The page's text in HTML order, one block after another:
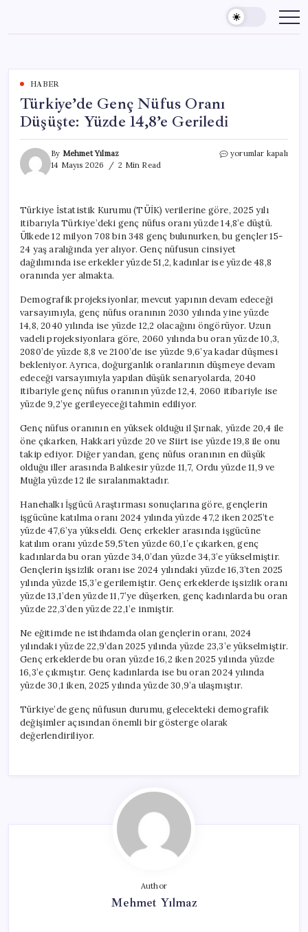
content
HABER
Türkiye’de Genç Nüfus Oranı
Düşüşte: Yüzde 14,8’e Geriledi
By Mehmet Yılmaz
14 Mayıs 2026
2 Min Read
Türkiye’de
Yüzde
14,8’e
Geriledi
için
yorumlar kapalı
Türkiye İstatistik Kurumu (TÜİK) verilerine göre, 2025 yılı
itibarıyla Türkiye’deki genç nüfus oranı yüzde 14,8’e düştü.
Ülkede 12 milyon 708 bin 348 genç bulunurken, bu gençler 15-
24 yaş aralığında yer alıyor. Genç nüfusun cinsiyet
dağılımında ise erkekler yüzde 51,2, kadınlar ise yüzde 48,8
oranında yer almakta.
Demografik projeksiyonlar, mevcut yapının devam edeceği
varsayımıyla, genç nüfus oranının 2030 yılında yine yüzde
14,8, 2040 yılında ise yüzde 12,2 olacağını öngörüyor. Uzun
vadeli projeksiyonlara göre, 2060 yılında bu oran yüzde 10,3,
2080’de yüzde 8,8 ve 2100’de ise yüzde 9,6’ya kadar düşmesi
bekleniyor. Ayrıca, doğurganlık oranlarının düşmeye devam
edeceği varsayımıyla yapılan düşük senaryolarda, 2040
itibariyle genç nüfus oranının yüzde 12,4, 2060 itibariyle ise
yüzde 9,2’ye gerileyeceği tahmin ediliyor.
Genç nüfus oranının en yüksek olduğu il Şırnak, yüzde 20,4 ile
öne çıkarken, Hakkari yüzde 20 ve Siirt ise yüzde 19,8 ile onu
takip ediyor. Diğer yandan, genç nüfus oranının en düşük
olduğu iller arasında Balıkesir yüzde 11,7, Ordu yüzde 11,9 ve
Muğla yüzde 12 ile sıralanmaktadır.
Hanehalkı İşgücü Araştırması sonuçlarına göre, gençlerin
işgücüne katılma oranı 2024 yılında yüzde 47,2 iken 2025’te
yüzde 47,6’ya yükseldi. Genç erkekler arasında işgücüne
katılım oranı yüzde 59,5’ten yüzde 60,1’e çıkarken, genç
kadınlarda bu oran yüzde 34,0’dan yüzde 34,3’e yükselmiştir.
Gençlerin işsizlik oranı ise 2024 yılındaki yüzde 16,3’ten 2025
yılında yüzde 15,3’e gerilemiştir. Genç erkeklerde işsizlik oranı
yüzde 13,1’den yüzde 11,7’ye düşerken, genç kadınlarda bu oran
yüzde 22,3’den yüzde 22,1’e inmiştir.
Ne eğitimde ne istihdamda olan gençlerin oranı, 2024
yılındaki yüzde 22,9’dan 2025 yılında yüzde 23,3’e yükselmiştir.
Genç erkeklerde bu oran yüzde 16,2 iken 2025 yılında yüzde
16,3’e çıkmıştır. Genç kadınlarda ise bu oran 2024 yılında
yüzde 30,1 iken, 2025 yılında yüzde 30,9’a ulaşmıştır.
Türkiye’de genç nüfusun durumu, gelecekteki demografik
değişimler açısından önemli bir gösterge olarak
değerlendiriliyor.
Author
Mehmet Yılmaz